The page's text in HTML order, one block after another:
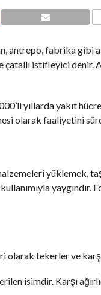
antrepo, fabrika gibi
istifleyici denir.
yıllarda yakıt
olarak faaliyetini
yüklemek,
yaygındır.
olarak tekerler ve
isimdir. Karşı